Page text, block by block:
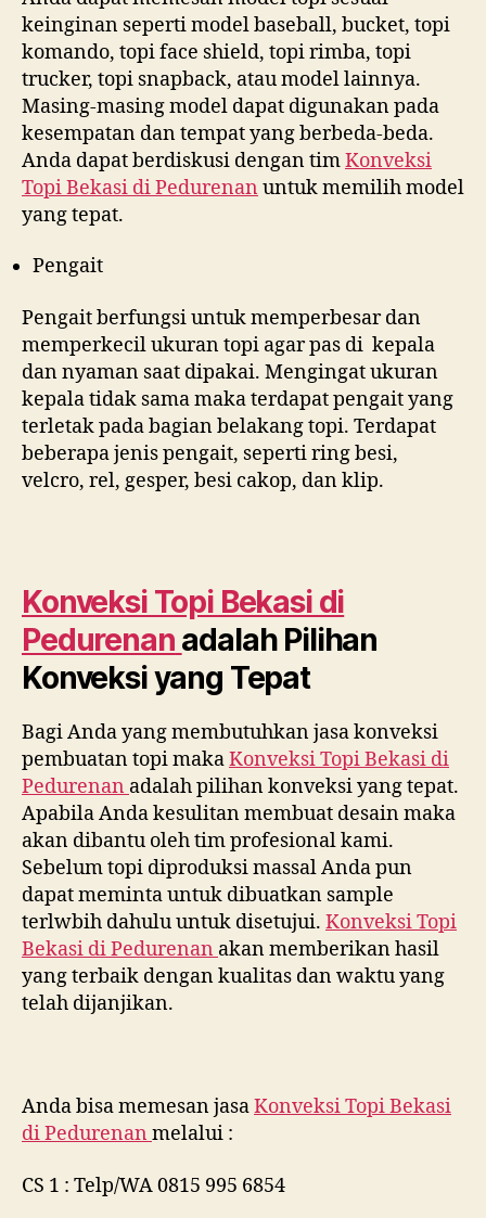
keinginan seperti model baseball, bucket, topi
komando, topi face shield, topi rimba, topi
trucker, topi snapback, atau model lainnya.
Masing-masing model dapat digunakan pada
kesempatan dan tempat yang berbeda-beda.
Anda dapat berdiskusi dengan timKonveksi
Topi Bekasi diPedurenan untuk memilih model
yang tepat.
Pengait
Pengait berfungsi untuk memperbesar dan
memperkecil ukuran topi agar pas di kepala
dan nyaman saat dipakai. Mengingat ukuran
kepala tidak sama maka terdapat pengait yang
terletak pada bagian belakang topi. Terdapat
beberapa jenis pengait, seperti ring besi,
velcro, rel, gesper, besi cakop, dan klip.
Konveksi Topi Bekasi di
Pedurenan adalah Pilihan
Konveksi yang Tepat
Bagi Anda yang membutuhkan jasa konveksi
pembuatan topi makaKonveksi Topi Bekasi di
Pedurenan adalah pilihan konveksi yang tepat.
Apabila Anda kesulitan membuat desain maka
akan dibantu oleh tim profesional kami.
Sebelum topi diproduksi massal Anda pun
dapat meminta untuk dibuatkan sample
terlwbih dahulu untuk disetujui. Konveksi Topi
Bekasi diPedurenan akan memberikan hasil
yang terbaik dengan kualitas dan waktu yang
telah dijanjikan.
Anda bisa memesan jasaKonveksi Topi Bekasi
diPedurenan melalui :
CS 1 : Telp/WA 0815 995 6854